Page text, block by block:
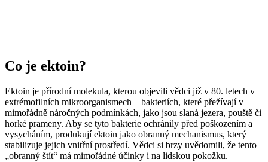
Co je ektoin?
Ektoin je přírodní molekula, kterou objevili vědci již v 80. letech v
extrémofilních mikroorganismech – bakteriích, které přežívají v
mimořádně náročných podmínkách, jako jsou slaná jezera, pouště či
horké prameny. Aby se tyto bakterie ochránily před poškozením a
vysycháním, produkují ektoin jako obranný mechanismus, který
stabilizuje jejich vnitřní prostředí. Vědci si brzy uvědomili, že tento
„obranný štít“ má mimořádné účinky i na lidskou pokožku.